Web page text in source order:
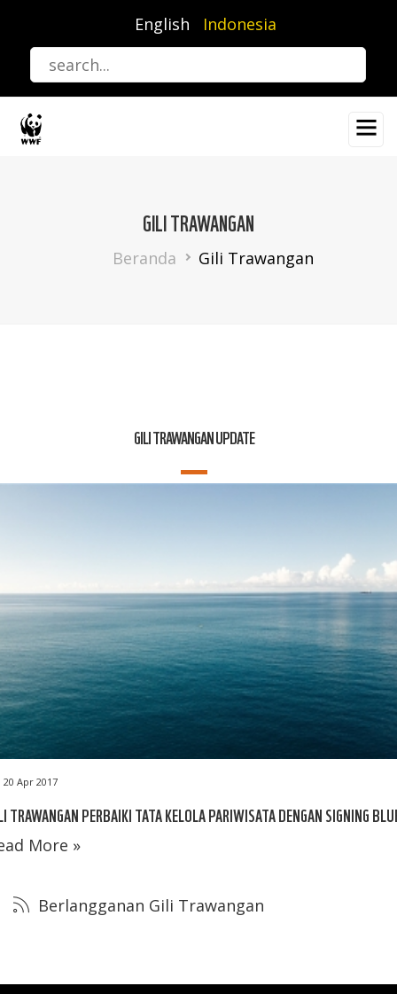
utama
English Indonesia
GILI TRAWANGAN
Breadcrumb
Beranda Gili Trawangan
GILI TRAWANGAN UPDATE
20 Apr 2017
TRAWANGAN PERBAIKI TATA KELOLA PARIWISATA DENGAN SIGNING
More »
Berlangganan Gili Trawangan